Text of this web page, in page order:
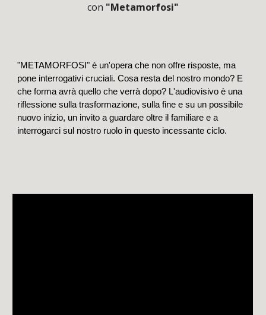
con "Metamorfosi"
"METAMORFOSI" è un'opera che non offre risposte, ma
pone interrogativi cruciali. Cosa resta del nostro mondo? E
che forma avrà quello che verrà dopo? L'audiovisivo è una
riflessione sulla trasformazione, sulla fine e su un possibile
nuovo inizio, un invito a guardare oltre il familiare e a
interrogarci sul nostro ruolo in questo incessante ciclo.